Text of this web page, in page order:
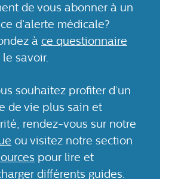
de vous abonner à un
d’alerte médicale?
à ce questionnaire
savoir.
souhaitez profiter d’un
de vie plus sain et
rendez-vous sur notre
ou visitez notre section
pour lire et
différents guides.